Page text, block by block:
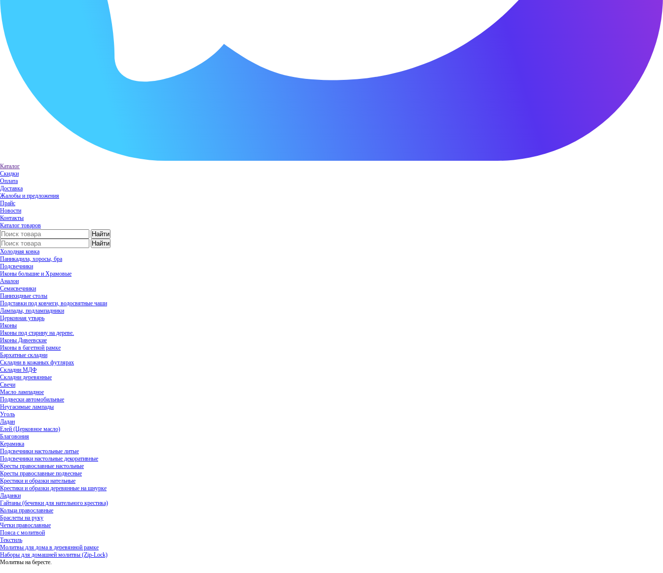
Каталог
Скидки
Оплата
Доставка
Жалобы и предложения
Прайс
Новости
Контакты
Каталог товаров
Холодная ковка
Паникадила, хоросы, бра
Подсвечники
Иконы большие и Храмовые
Аналои
Семисвечники
Панихидные столы
Подставки под ковчеги, водосвятные чаши
Лампады, подлампадники
Церковная утварь
Иконы
Иконы под старину на дереве.
Иконы Дивеевские
Иконы в багетной рамке
Бархатные складни
Складни в кожаных футлярах
Складни МДФ
Складни деревянные
Свечи
Масло лампадное
Подвески автомобильные
Неугасимые лампады
Уголь
Ладан
Елей (Церковное масло)
Благовония
Керамика
Подсвечники настольные литые
Подсвечники настольные декоративные
Кресты православные настольные
Кресты православные подвесные
Крестики и образки нательные
Крестики и образки деревянные на шнурке
Ладанки
Гайтаны (бечевки для нательного крестика)
Кольца православные
Браслеты на руку
Четки православные
Пояса с молитвой
Текстиль
Молитвы для дома в деревянной рамке
Наборы для домашней молитвы (Zip-Lock)
Молитвы на бересте.